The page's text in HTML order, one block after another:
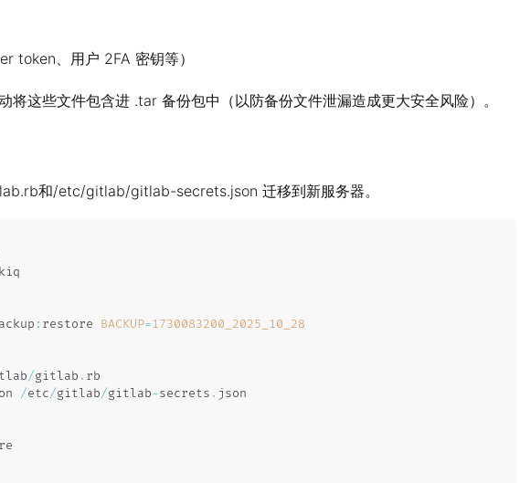
token、用户 2FA 密钥等）
将这些文件包含进 .tar 备份包中（以防备份文件泄漏造成更大安全风险）。
和/etc/gitlab/gitlab-secrets.json 迁移到新服务器。
: restore BACKUP=1730083200_2025_10_28
/gitlab . rb
/etc/gitlab/gitlab-secrets . json